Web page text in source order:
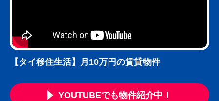
【タイ移住生活】月10万円の賃貸物件
YOUTUBEでも物件紹介中！